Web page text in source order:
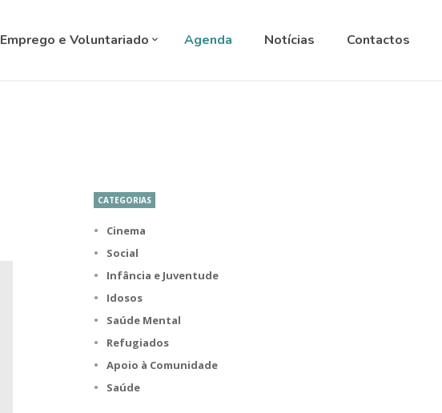
Emprego e Voluntariado Agenda Notícias Contactos
CATEGORIAS
Cinema
Social
Infância e Juventude
Idosos
Saúde Mental
Refugiados
Apoio à Comunidade
Saúde